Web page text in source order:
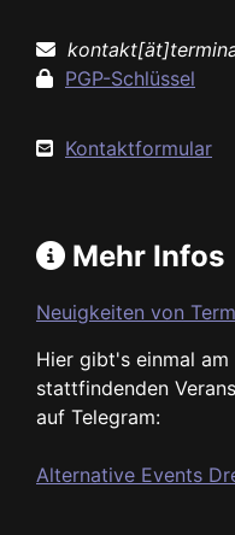
PGP-Schlüssel
Kontaktformular
Mehr Infos
Neuigkeiten von
Hier gibt's einmal
stattfindenden
auf Telegram:
Alternative Events